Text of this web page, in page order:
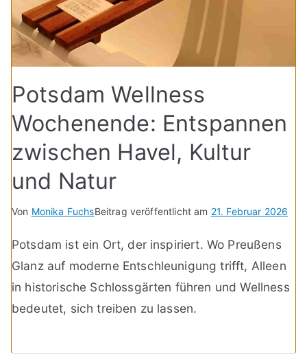
Potsdam Wellness
Wochenende: Entspannen
zwischen Havel, Kultur
und Natur
Von Monika FuchsBeitrag veröffentlicht am 21. Februar 2026
Potsdam ist ein Ort, der inspiriert. Wo Preußens
Glanz auf moderne Entschleunigung trifft, Alleen
in historische Schlossgärten führen und Wellness
bedeutet, sich treiben zu lassen.